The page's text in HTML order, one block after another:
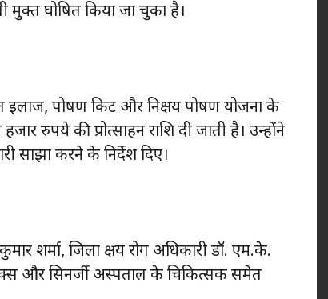
मुक्त घोषित किया जा चुका है।
इलाज, पोषण किट और निक्षय पोषण योजना के
रुपये की प्रोत्साहन राशि दी जाती है। उन्होंने
साझा करने के निर्देश दिए।
शर्मा, जिला क्षय रोग अधिकारी डॉ. एम.के.
और सिनर्जी अस्पताल के चिकित्सक समेत